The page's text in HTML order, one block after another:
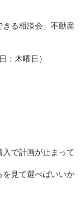
きる相談会」不動産
：木曜日）
入で計画が止まって
を見て選べばいいか